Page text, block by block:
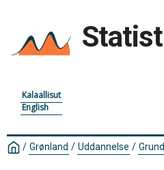
Kalaallisut
English
/ Grønland / Uddannelse /